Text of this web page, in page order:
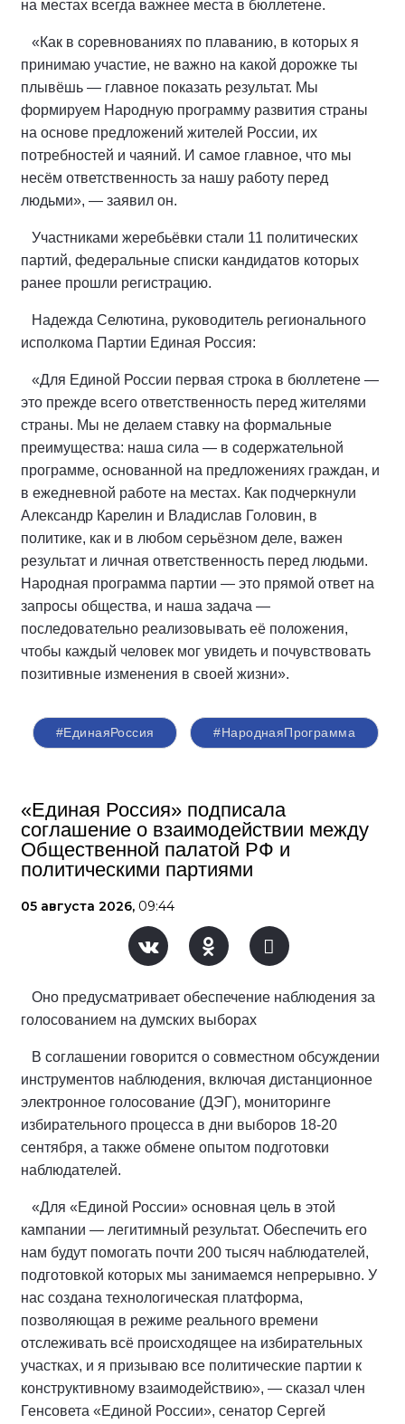
на местах всегда важнее места в бюллетене.
«Как в соревнованиях по плаванию, в которых я
принимаю участие, не важно на какой дорожке ты
плывёшь — главное показать результат. Мы
формируем Народную программу развития страны
на основе предложений жителей России, их
потребностей и чаяний. И самое главное, что мы
несём ответственность за нашу работу перед
людьми», — заявил он.
Участниками жеребьёвки стали 11 политических
партий, федеральные списки кандидатов которых
ранее прошли регистрацию.
Надежда Селютина, руководитель регионального
исполкома Партии Единая Россия:
«Для Единой России первая строка в бюллетене —
это прежде всего ответственность перед жителями
страны. Мы не делаем ставку на формальные
преимущества: наша сила — в содержательной
программе, основанной на предложениях граждан, и
в ежедневной работе на местах. Как подчеркнули
Александр Карелин и Владислав Головин, в
политике, как и в любом серьёзном деле, важен
результат и личная ответственность перед людьми.
Народная программа партии — это прямой ответ на
запросы общества, и наша задача —
последовательно реализовывать её положения,
чтобы каждый человек мог увидеть и почувствовать
позитивные изменения в своей жизни».
#ЕдинаяРоссия #НароднаяПрограмма
«Единая Россия» подписала
соглашение о взаимодействии между
Общественной палатой РФ и
политическими партиями
05 августа 2026, 09:44
Оно предусматривает обеспечение наблюдения за
голосованием на думских выборах
В соглашении говорится о совместном обсуждении
инструментов наблюдения, включая дистанционное
электронное голосование (ДЭГ), мониторинге
избирательного процесса в дни выборов 18-20
сентября, а также обмене опытом подготовки
наблюдателей.
«Для «Единой России» основная цель в этой
кампании — легитимный результат. Обеспечить его
нам будут помогать почти 200 тысяч наблюдателей,
подготовкой которых мы занимаемся непрерывно. У
нас создана технологическая платформа,
позволяющая в режиме реального времени
отслеживать всё происходящее на избирательных
участках, и я призываю все политические партии к
конструктивному взаимодействию», — сказал член
Генсовета «Единой России», сенатор Сергей